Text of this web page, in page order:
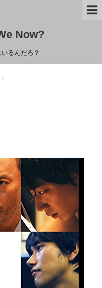
Now?
るんだろ？
>